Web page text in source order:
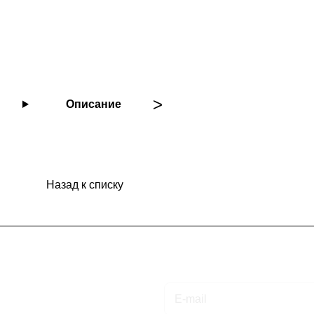
Описание
Назад к списку